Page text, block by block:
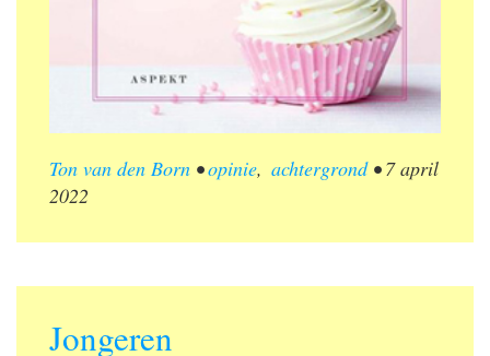
Ton van den Born •opinie, achtergrond•7 april
2022
Jongeren